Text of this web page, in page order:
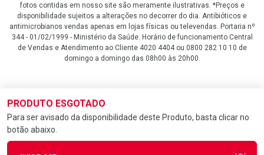
PRODUTO ESGOTADO
Para ser avisado da disponibilidade deste Produto, basta clicar no
botão abaixo.
fotos contidas em nosso site são meramente ilustrativas. *Preços e
disponibilidade sujeitos a alterações no decorrer do dia. Antibióticos e
antimicrobianos vendas apenas em lojas físicas ou televendas. Portaria nº
344 - 01/02/1999 - Ministério da Saúde. Horário de funcionamento Central
de Vendas e Atendimento ao Cliente 4020 4404 ou 0800 282 10 10 de
domingo a domingo das 08h00 às 20h00.